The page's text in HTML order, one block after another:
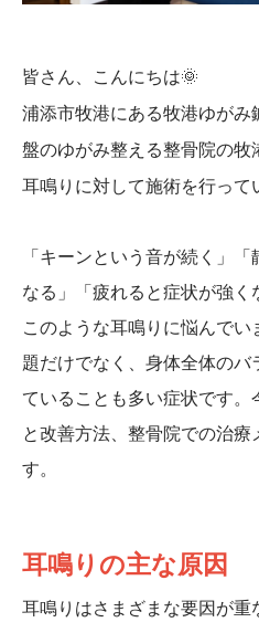
皆さん、こんにちは🌞
浦添市牧港にある牧港ゆがみ
盤のゆがみ整える整骨院の牧
耳鳴りに対して施術を行って
「キーンという音が続く」
なる」「疲れると症状が強く
このような耳鳴りに悩んで
題だけでなく、身体全体のバ
ていることも多い症状です。
と改善方法、整骨院での治療
す。
耳鳴りの主な原因
耳鳴りはさまざまな要因が重